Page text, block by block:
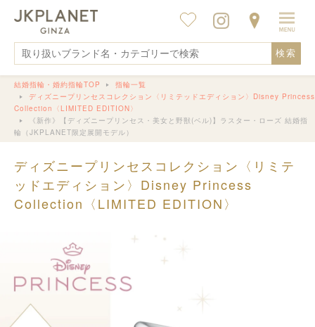
検索
結婚指輪・婚約指輪TOP
指輪一覧
ディズニープリンセスコレクション〈リミテッドエディション〉Disney Princess
Collection〈LIMITED EDITION〉
《新作》【ディズニープリンセス・美女と野獣(ベル)】ラスター・ローズ 結婚指
輪（JKPLANET限定展開モデル）
ディズニープリンセスコレクション〈リミテ
ッドエディション〉Disney Princess
Collection〈LIMITED EDITION〉